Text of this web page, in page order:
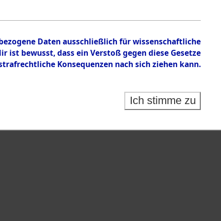
Daten ausschließlich für wissenschaftliche
bewusst, dass ein Verstoß gegen diese Gesetze
Konsequenzen nach sich ziehen kann.
Ich stimme zu